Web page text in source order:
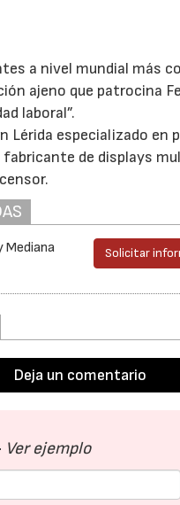
a nivel mundial más
ajeno que patrocina
laboral”.
Lérida especializado en
fabricante de displays
Mediana
Solicitar
Deja un comentario
Ver ejemplo